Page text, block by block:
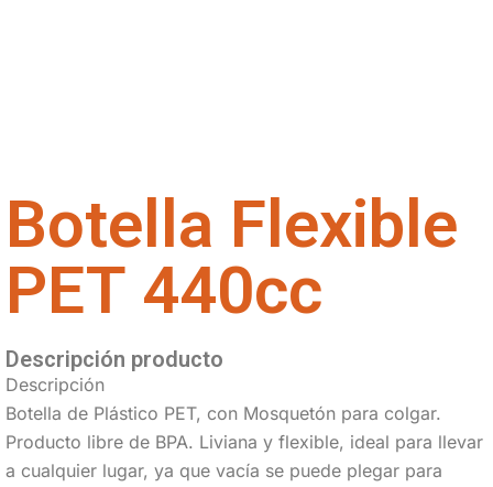
Botella Flexible
PET 440cc
Descripción producto
Descripción
Botella de Plástico PET, con Mosquetón para colgar.
Producto libre de BPA. Liviana y flexible, ideal para llevar
a cualquier lugar, ya que vacía se puede plegar para